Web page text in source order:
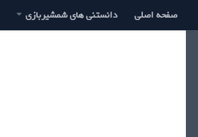
صفحه اصلی دانستنی های شمشیربازی